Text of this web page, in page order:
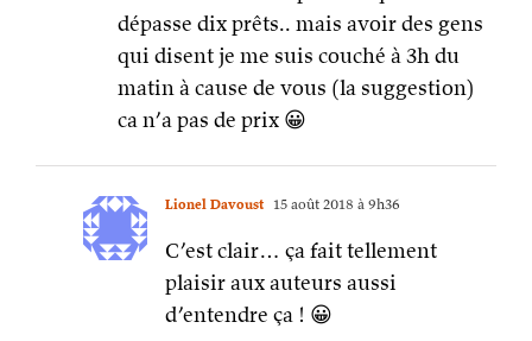
dépasse dix prêts.. mais avoir des gens
qui disent je me suis couché à 3h du
matin à cause de vous (la suggestion)
ca n’a pas de prix 😀
Lionel Davoust 15 août 2018 à 9h36
C’est clair… ça fait tellement
plaisir aux auteurs aussi
d’entendre ça ! 😀